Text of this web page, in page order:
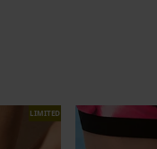
LIMITED